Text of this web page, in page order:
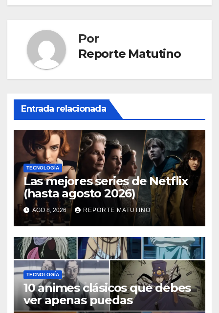
Por
Reporte Matutino
Entrada relacionada
TECNOLOGÍA
Las mejores series de Netflix
(hasta agosto 2026)
AGO 8, 2026 REPORTE MATUTINO
TECNOLOGÍA
10 animes clásicos que debes
ver apenas puedas